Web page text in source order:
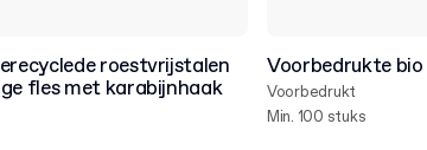
roestvrijstalen
fles met karabijnhaak
Voorbedrukte
Voorbedrukt
Min. 100 stuks